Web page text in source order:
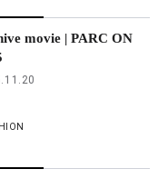
movie | PARC ON